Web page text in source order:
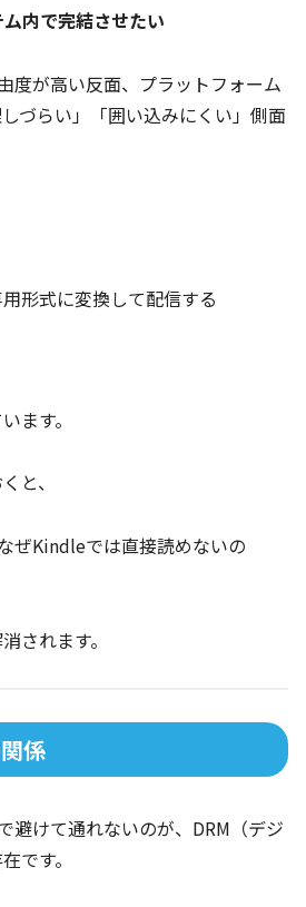
内で完結させたい
度が高い反面、プラットフォーム
づらい」「囲い込みにくい」側面
形式に変換して配信する
ます。
と、
ぜKindleでは直接読めないの
されます。
係
避けて通れないのが、DRM（デジ
です。